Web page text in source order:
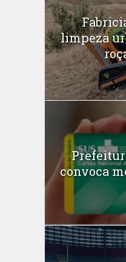
limpeza
convoca